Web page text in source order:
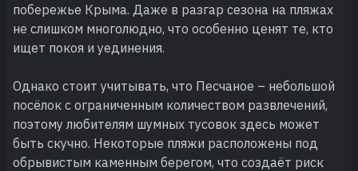
побережье Крыма. Даже в разгар сезона на пляжах
не слишком многолюдно, что особенно ценят те, кто
ищет покоя и уединения.
Однако стоит учитывать, что Песчаное – небольшой
посёлок с ограниченным количеством развлечений,
поэтому любителям шумных тусовок здесь может
быть скучно. Некоторые пляжи расположены под
обрывистым каменным берегом, что создаёт риск